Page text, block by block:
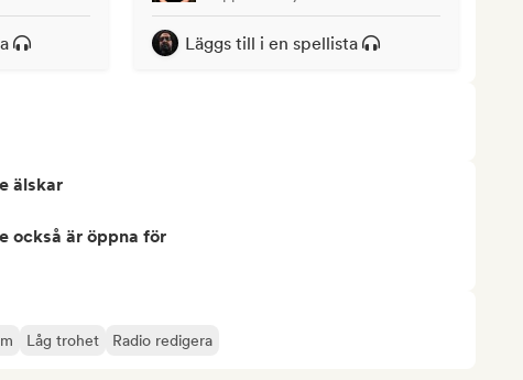
Läggs till i en spellista
älskar
också är öppna för
Låg trohet Radio redigera